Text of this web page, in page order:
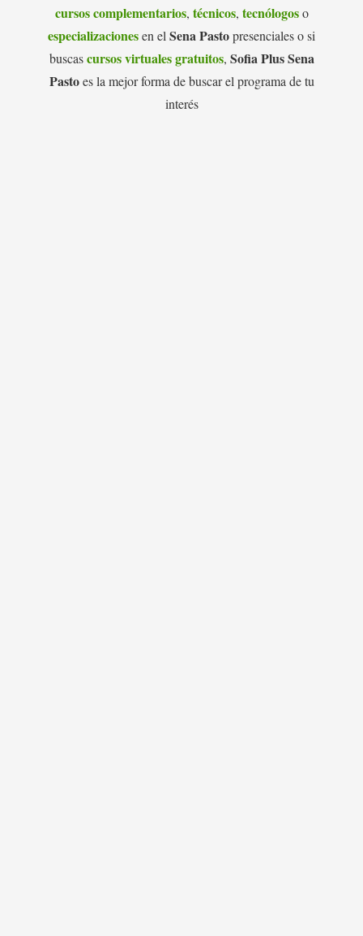
cursos complementarios, técnicos, tecnólogoso
especializacionesen elSena Pastopresenciales o si
buscascursos virtuales gratuitos, Sofia Plus Sena
Pastoes la mejor forma de buscar el programa de tu
interés